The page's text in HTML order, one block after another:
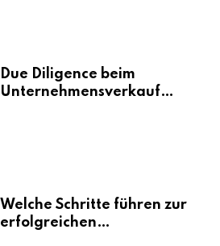
Due Diligence beim
Unternehmensverkauf
Welche Schritte führen zur
erfolgreichen